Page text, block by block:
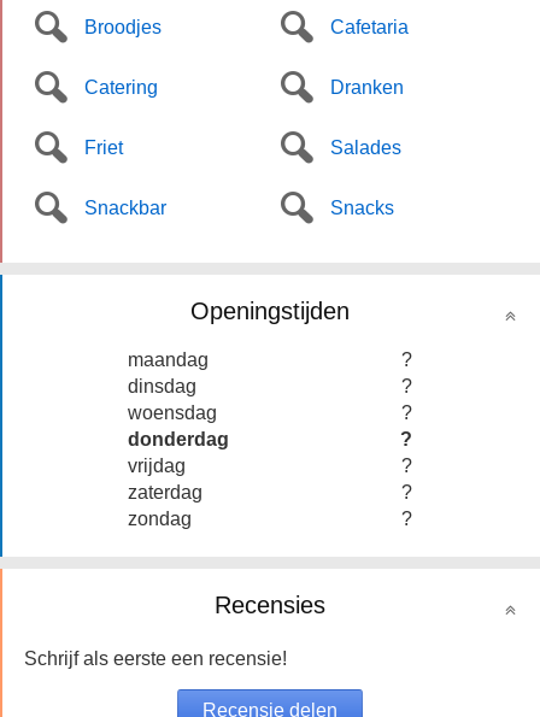
Broodjes Cafetaria
Catering Dranken
Friet Salades
Snackbar Snacks
Openingstijden
maandag
?
dinsdag
?
woensdag
?
donderdag
?
vrijdag
?
zaterdag
?
zondag
?
Recensies
Schrijf als eerste een recensie!